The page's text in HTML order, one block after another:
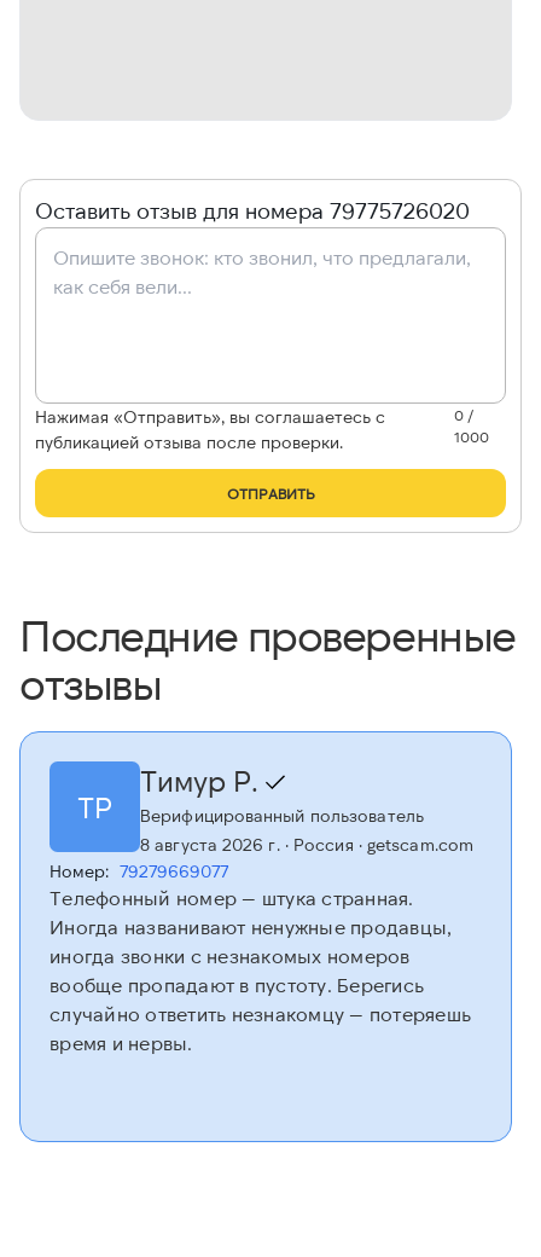
Оставить отзыв для номера 79775726020
Нажимая «Отправить», вы соглашаетесь с
публикацией отзыва после проверки.
0 /
1000
ОТПРАВИТЬ
Последние проверенные
отзывы
ТР
Тимур Р.
Верифицированный пользователь
8 августа 2026 г.· Россия · getscam.com
Номер: 79279669077
Телефонный номер — штука странная.
Иногда названивают ненужные продавцы,
иногда звонки с незнакомых номеров
вообще пропадают в пустоту. Берегись
случайно ответить незнакомцу — потеряешь
время и нервы.